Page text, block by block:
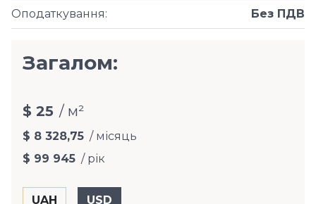
Оподаткування: Без ПДВ
Загалом:
$ 25 / м²
$ 8 328,75 / місяць
$ 99 945 / рік